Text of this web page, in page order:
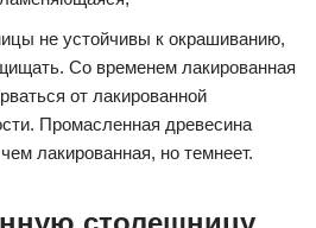
не устойчивы к окрашиванию,
Со временем лакированная
от лакированной
Промасленная древесина
лакированная, но темнеет.